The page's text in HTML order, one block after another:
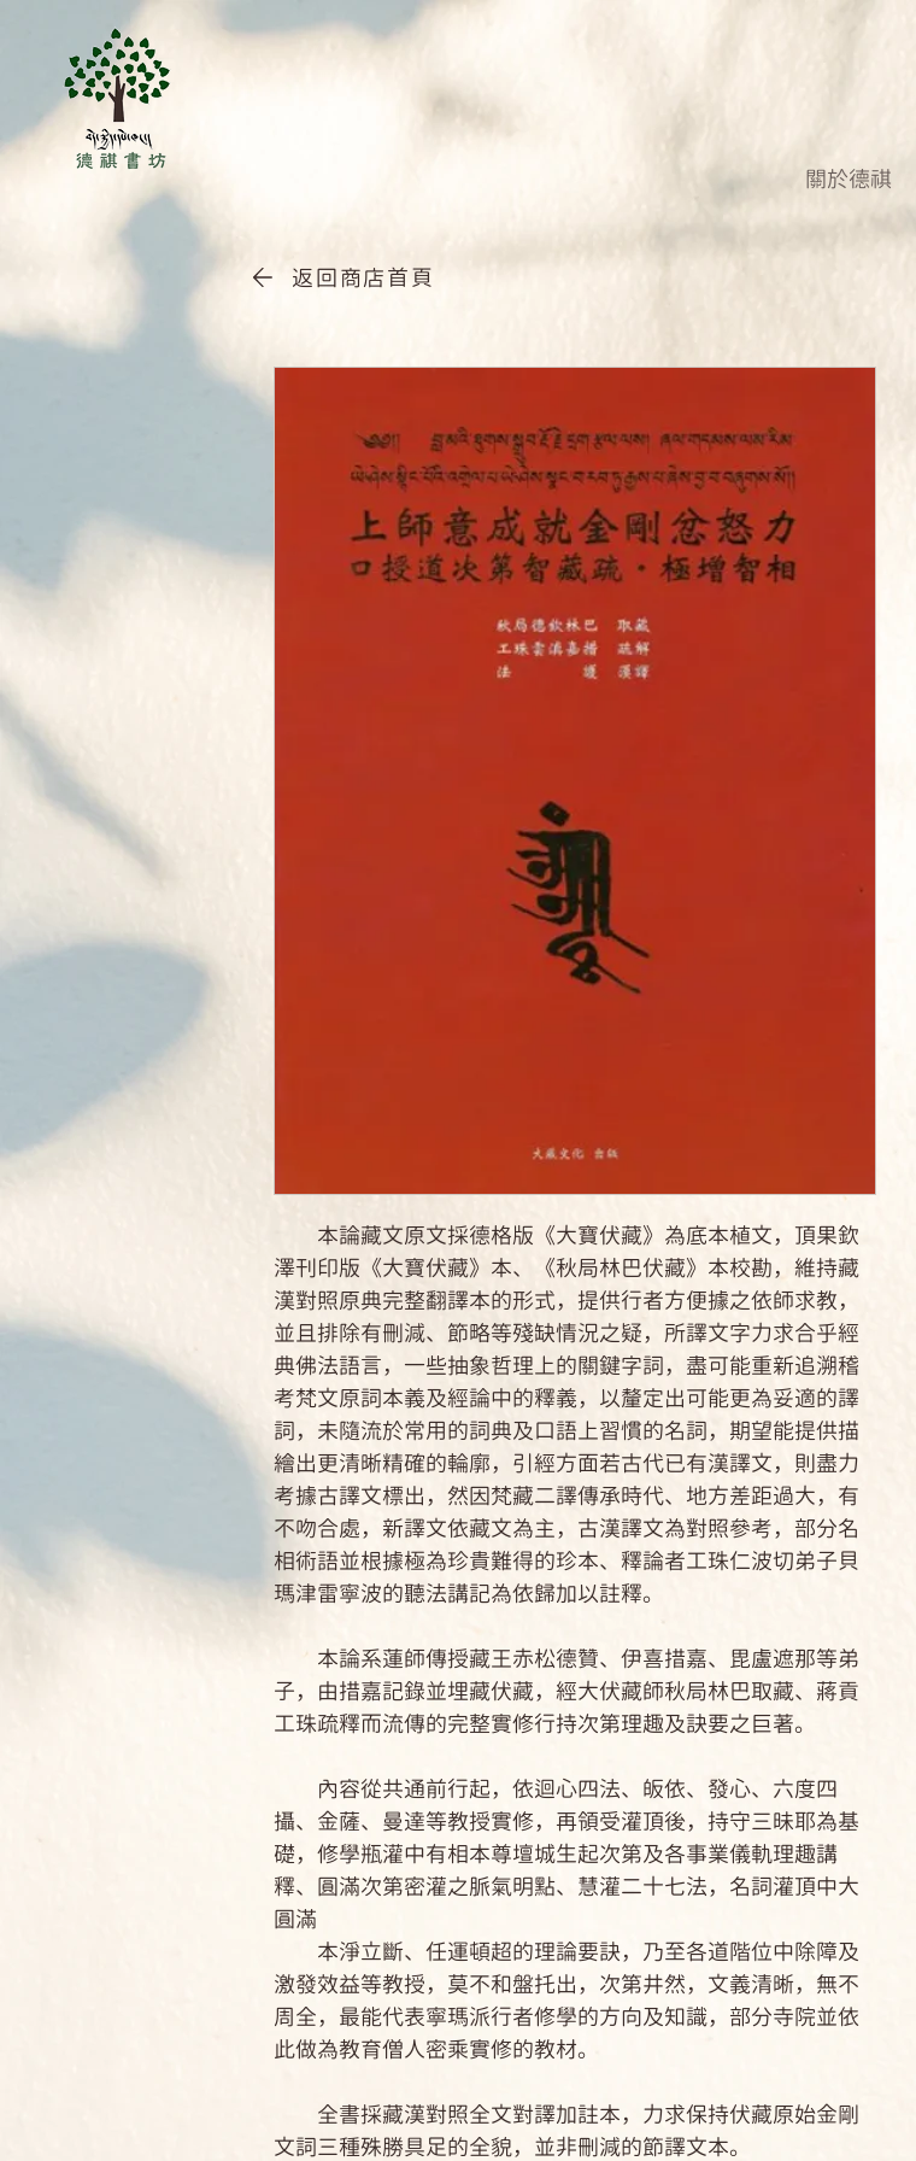
關於德祺
返回商店首頁
本論藏文原文採德格版《大寶伏藏》為底本植文，頂果欽
澤刊印版《大寶伏藏》本、《秋局林巴伏藏》本校勘，維持藏
漢對照原典完整翻譯本的形式，提供行者方便據之依師求教，
並且排除有刪減、節略等殘缺情況之疑，所譯文字力求合乎經
典佛法語言，一些抽象哲理上的關鍵字詞，盡可能重新追溯稽
考梵文原詞本義及經論中的釋義，以釐定出可能更為妥適的譯
詞，未隨流於常用的詞典及口語上習慣的名詞，期望能提供描
繪出更清晰精確的輪廓，引經方面若古代已有漢譯文，則盡力
考據古譯文標出，然因梵藏二譯傳承時代、地方差距過大，有
不吻合處，新譯文依藏文為主，古漢譯文為對照參考，部分名
相術語並根據極為珍貴難得的珍本、釋論者工珠仁波切弟子貝
瑪津雷寧波的聽法講記為依歸加以註釋。
本論系蓮師傳授藏王赤松德贊、伊喜措嘉、毘盧遮那等弟
子，由措嘉記錄並埋藏伏藏，經大伏藏師秋局林巴取藏、蔣貢
工珠疏釋而流傳的完整實修行持次第理趣及訣要之巨著。
內容從共通前行起，依迴心四法、皈依、發心、六度四
攝、金薩、曼達等教授實修，再領受灌頂後，持守三昧耶為基
礎，修學瓶灌中有相本尊壇城生起次第及各事業儀軌理趣講
釋、圓滿次第密灌之脈氣明點、慧灌二十七法，名詞灌頂中大
圓滿
本淨立斷、任運頓超的理論要訣，乃至各道階位中除障及
激發效益等教授，莫不和盤托出，次第井然，文義清晰，無不
周全，最能代表寧瑪派行者修學的方向及知識，部分寺院並依
此做為教育僧人密乘實修的教材。
全書採藏漢對照全文對譯加註本，力求保持伏藏原始金剛
文詞三種殊勝具足的全貌，並非刪減的節譯文本。